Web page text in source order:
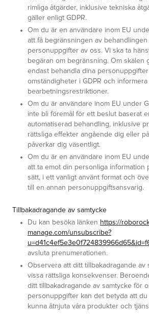
rimliga åtgärder, inklusive tekniska
gäller enligt GDPR.
Om du är en användare inom EU
att få begränsningen av behandlingen
personuppgifter av oss. Vi ska ta
begäran om begränsning. Om skälen
endast behandla dina
omständigheter i GDPR och
bearbetningsrestriktioner.
Om du är användare inom EU under
inte bli föremål för ett beslut baserat
automatiserad behandling, inklusive
rättsliga effekter angående dig eller
påverkar dig väsentligt.
Om du är en användare inom EU
att ta emot din personliga information
sätt, i ett vanligt använt format och
till en annan personuppgiftsansvarig.
Tillbakadragande av samtycke
Du kan besöka länken https://
manage.com/unsubscribe?
avsluta prenumerationen.
Observera att ditt tillbakadragande av
vissa rättsliga konsekvenser.
ditt tillbakadragande av samtycke för
personuppgifter kan det betyda att
kunna åtnjuta våra produkter och